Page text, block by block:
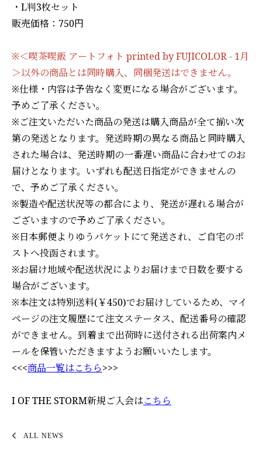
・L判3枚セット
販売価格：750円
※＜喫茶喫飯 アートフォト printed by FUJICOLOR - 1月
＞以外の商品とは同時購入、同梱発送はできません。
※仕様・内容は予告なく変更になる場合がございます。
予めご了承ください。
※ご注文いただいた商品の発送は購入商品が全て揃い次
第の発送となります。発送時期の異なる商品と同時購入
された場合は、発送時期の一番遅い商品に合わせてのお
届けとなります。いずれも配送日指定ができませんの
で、予めご了承ください。
※製造や配送状況等の都合により、発送が遅れる場合が
ございますので予めご了承ください。
※日本郵便よりゆうパケットにて発送され、ご自宅のポ
ストへ投函されます。
※お届け地域や配送状況によりお届けまで日数を要する
場合がございます。
※本注文は特別送料(￥450)でお届けしているため、マイ
ページの注文履歴にて注文ステータス、配送番号の確認
ができません。到着まで出荷時に送付される出荷案内メ
ールを保管いただきますようお願いいたします。
<<<商品一覧はこちら>>>
I OF THE STORM新規ご入会はこちら
ALL NEWS